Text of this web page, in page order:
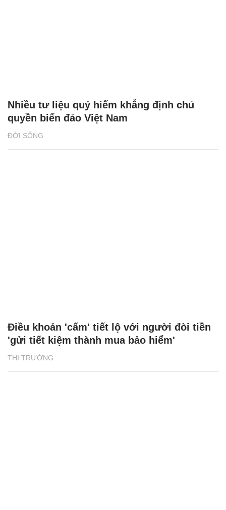
ĐỜI SỐNG
Nhiều tư liệu quý hiếm khẳng định chủ
quyền biển đảo Việt Nam
THỊ TRƯỜNG
Điều khoản 'cấm' tiết lộ với người đòi tiền
'gửi tiết kiệm thành mua bảo hiểm'